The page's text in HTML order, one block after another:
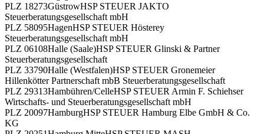
PLZ 18273GüstrowHSP STEUER JAKTO
Steuerberatungsgesellschaft mbH
PLZ 58095HagenHSP STEUER Hösterey
Steuerberatungsgesellschaft mbH
PLZ 06108Halle (Saale)HSP STEUER Glinski & Partner
Steuerberatungsgesellschaft
PLZ 33790Halle (Westfalen)HSP STEUER Gronemeier
Hillenkötter Partnerschaft mbB Steuerberatungsgesellschaft
PLZ 29313Hambühren/CelleHSP STEUER Armin F. Schiehser
Wirtschafts- und Steuerberatungsgesellschaft mbH
PLZ 20097HamburgHSP STEUER Hamburg Elbe GmbH & Co.
KG